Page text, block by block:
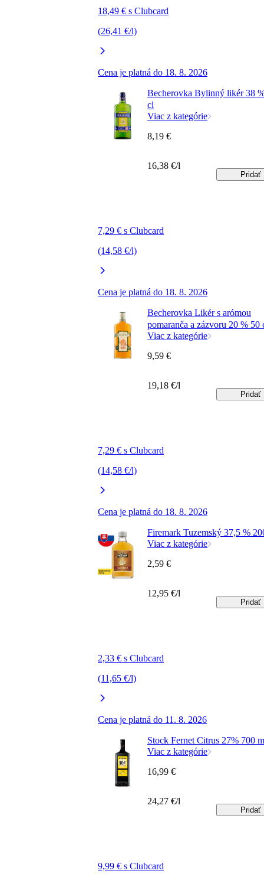
18,49 € s Clubcard
(26,41 €/l)
Cena je platná do 18. 8. 2026
Becherovka Bylinný likér 38
cl
Viac z kategórie
7,29 € s Clubcard
(14,58 €/l)
Cena je platná do 18. 8. 2026
8,19 €
16,38 €/l
Pridať
Becherovka Likér s arómou
pomaranča a zázvoru 20 % 50
Viac z kategórie
7,29 € s Clubcard
(14,58 €/l)
Cena je platná do 18. 8. 2026
9,59 €
19,18 €/l
Pridať
Firemark Tuzemský 37,5 %
Viac z kategórie
2,33 € s Clubcard
(11,65 €/l)
Cena je platná do 11. 8. 2026
2,59 €
12,95 €/l
Pridať
Stock Fernet Citrus 27% 700
Viac z kategórie
9,99 € s Clubcard
16,99 €
24,27 €/l
Pridať